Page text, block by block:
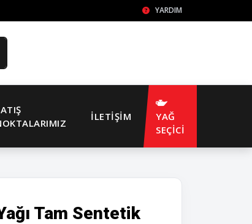
YARDIM
İLETIŞIM
YAĞ
SEÇİCİ
Tam Sentetik